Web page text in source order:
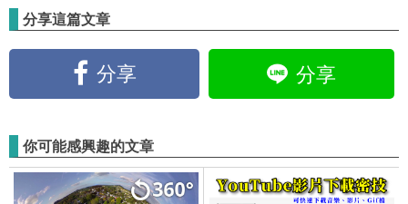
分享這篇文章
分享 分享
你可能感興趣的文章